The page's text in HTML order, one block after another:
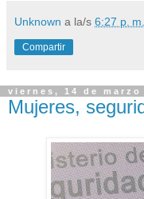
Unknown a la/s 6:27 p. m.
Compartir
viernes, 14 de marzo
Mujeres,